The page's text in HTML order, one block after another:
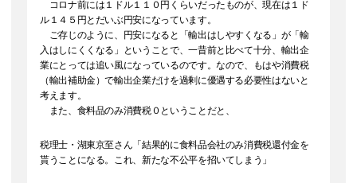
コロナ前には１ドル１１０円くらいだったものが、現在は１ド
ル１４５円とだいぶ円安になっています。
ご存じのように、円安になると「輸出はしやすくなる」が「輸
入はしにくくなる」ということで、一昔前と比べて十分、輸出企
業にとっては追い風になっているのです。なので、もはや消費税
（輸出補助金）で輸出企業だけを過剰に優遇する必要性はないと
考えます。
また、食料品のみ消費税０ということだと、
税理士・湖東京至さん「結果的に食料品会社のみ消費税還付金を
貰うことになる。これ、新たな不公平を招いてしまう」